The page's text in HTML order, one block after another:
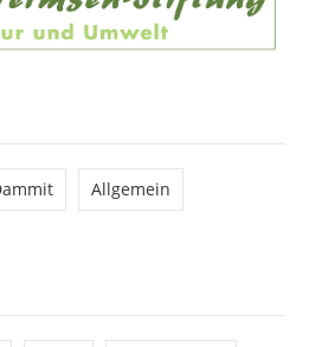
Allgemein